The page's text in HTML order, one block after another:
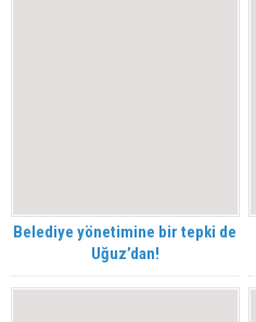
Belediye yönetimine bir tepki de
Uğuz’dan!